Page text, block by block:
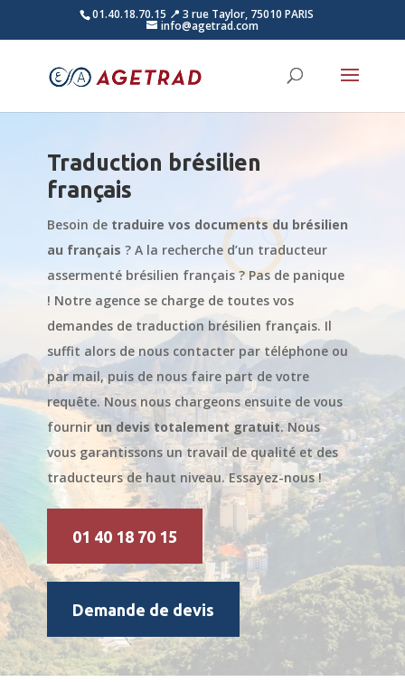
01.40.18.70.15 📍 3 rue Taylor, 75010 PARIS
info@agetrad.com
Traduction brésilien
français
Besoin de traduire vos documents du brésilien
au français ? A la recherche d’un traducteur
assermenté brésilien français ? Pas de panique
! Notre agence se charge de toutes vos
demandes de traduction brésilien français. Il
suffit alors de nous contacter par téléphone ou
par mail, puis de nous faire part de votre
requête. Nous nous chargeons ensuite de vous
fournirun devis totalement gratuit. Nous
vous garantissons un travail de qualité et des
traducteurs de haut niveau. Essayez-nous !
01 40 18 70 15
Demande de devis